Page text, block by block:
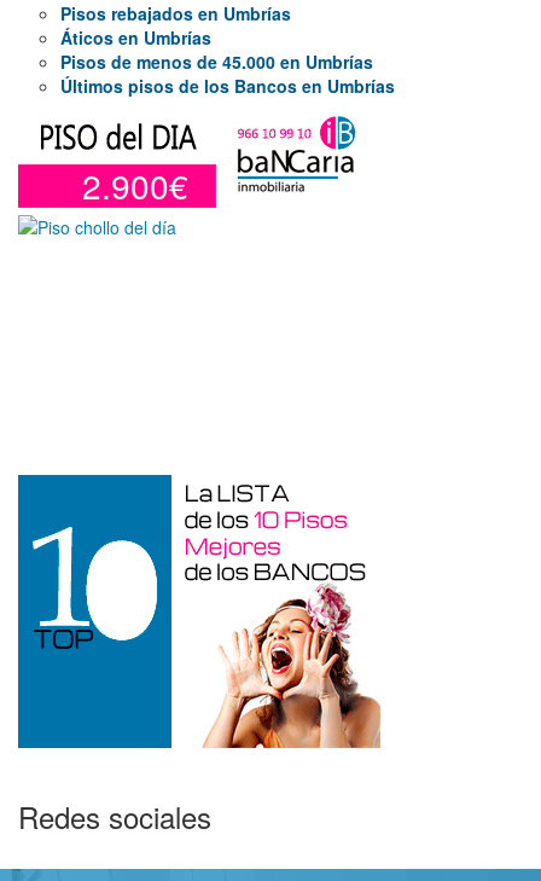
Pisos rebajados en Umbrías
Áticos en Umbrías
Pisos de menos de 45.000 en Umbrías
Últimos pisos de los Bancos en Umbrías
2.900€
Redes sociales